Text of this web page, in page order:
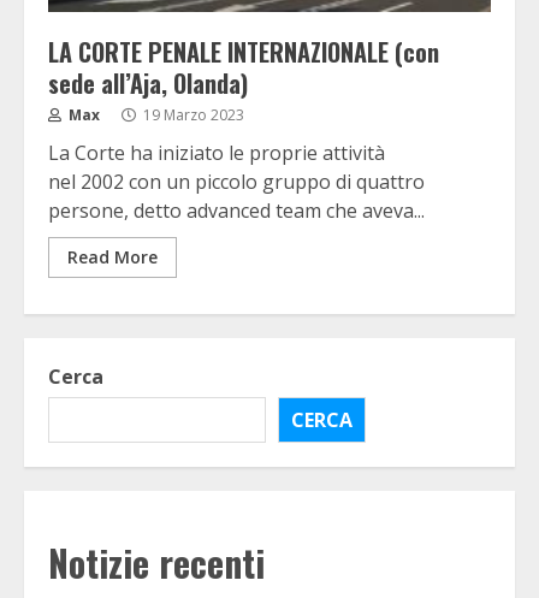
LA CORTE PENALE INTERNAZIONALE (con
sede all’Aja, Olanda)
Max 19 Marzo 2023
La Corte ha iniziato le proprie attività
nel 2002 con un piccolo gruppo di quattro
persone, detto advanced team che aveva...
Read More
Cerca
CERCA
Notizie recenti